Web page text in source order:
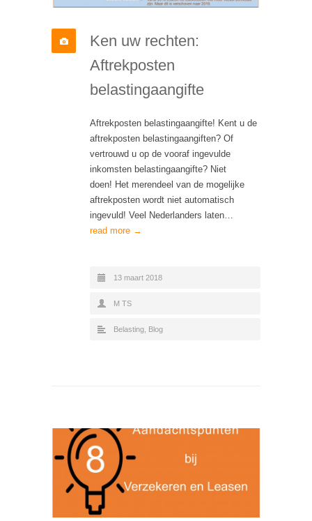
Ken uw rechten:
Aftrekposten
belastingaangifte
Aftrekposten belastingaangifte! Kent u de
aftrekposten belastingaangiften? Of
vertrouwd u op de vooraf ingevulde
inkomsten belastingaangifte? Niet
doen! Het merendeel van de mogelijke
aftrekposten wordt niet automatisch
ingevuld! Veel Nederlanders laten…
read more →
13 maart 2018
M TS
Belasting Blog